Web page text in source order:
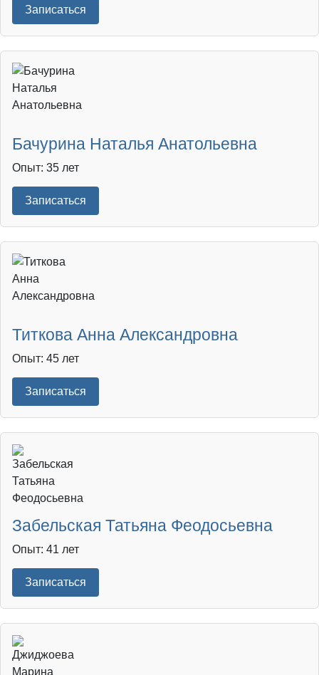
Записаться
Бачурина Наталья Анатольевна
Опыт: 35 лет
Записаться
Титкова Анна Александровна
Опыт: 45 лет
Записаться
Забельская Татьяна Феодосьевна
Опыт: 41 лет
Записаться